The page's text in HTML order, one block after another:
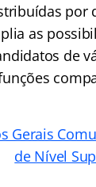
por
as
de
Gerais
de Nível